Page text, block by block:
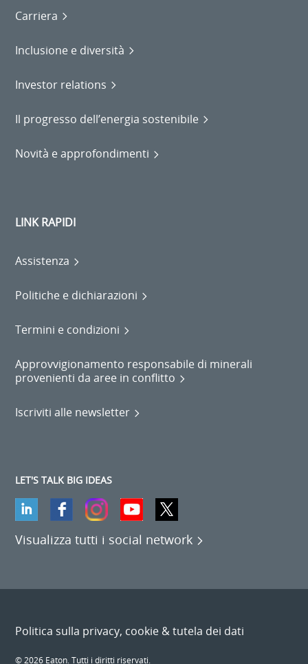
Carriera
Inclusione e diversità
Investor relations
Il progresso dell’energia sostenibile
Novità e approfondimenti
LINK RAPIDI
Assistenza
Politiche e dichiarazioni
Termini e condizioni
Approvvigionamento responsabile di minerali
provenienti da aree in conflitto
Iscriviti alle newsletter
LET'S TALK BIG IDEAS
Visualizza tutti i social network
Politica sulla privacy, cookie & tutela dei dati
© 2026 Eaton. Tutti i diritti riservati.